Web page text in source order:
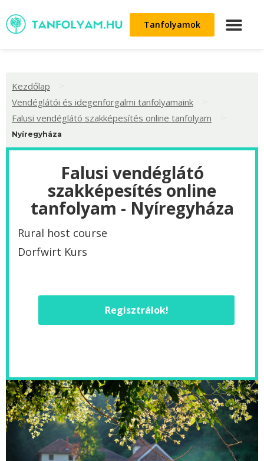
Tanfolyamok
Kezdőlap
Vendéglátói és idegenforgalmi tanfolyamaink
Falusi vendéglátó szakképesítés online tanfolyam
Nyíregyháza
Falusi vendéglátó
szakképesítés online
tanfolyam - Nyíregyháza
Rural host course
Dorfwirt Kurs
Regisztrálok!